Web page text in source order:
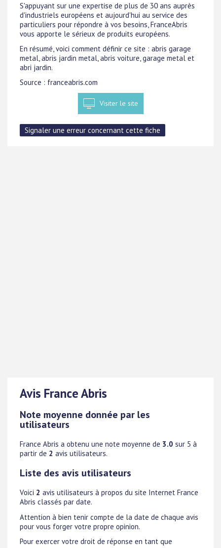
S'appuyant sur une expertise de plus de 30 ans auprès
d'industriels européens et aujourd'hui au service des
particuliers pour répondre à vos besoins, FranceAbris
vous apporte le sérieux de produits européens.
En résumé, voici comment définir ce site : abris garage
metal, abris jardin metal, abris voiture, garage metal et
abri jardin.
Source : franceabris.com
Visiter le site
Avis France Abris
Note moyenne donnée par les
utilisateurs
France Abris a obtenu une note moyenne de 3.0 sur 5 à
partir de 2 avis utilisateurs.
Liste des avis utilisateurs
Voici 2 avis utilisateurs à propos du site Internet France
Abris classés par date.
Attention à bien tenir compte de la date de chaque avis
pour vous forger votre propre opinion.
Pour exercer votre droit de réponse en tant que